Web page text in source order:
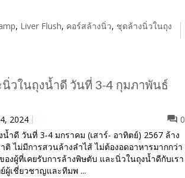
, Liver Flush, คอร์สล้างนิ่ว, ชุดล้างนิ่วในถุง
วในถุงน้ำดี วันที่ 3-4 กุมภาพันธ์
2024
0
ำดี วันที่ 3-4 มกราคม (เสาร์- อาทิตย์) 2567 ล้าง
ไม่มีการสวนล้างลำไส้ ไม่ต้องอดอาหารมากกว่า
งผู้ที่เคยรับการล้างพิษตับ และนิ่วในถุงน้ำดีกับเรา
ผู้เชี่ยวชาญและทีมพ ...